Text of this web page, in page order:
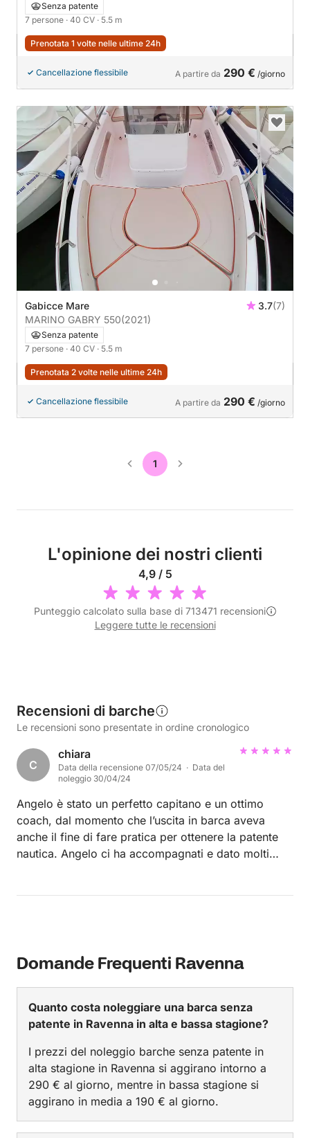
Senza patente
7 persone · 40 CV · 5.5 m
Prenotata 1 volte nelle ultime 24h
Cancellazione flessibile A partire da 290 € /giorno
Gabicce Mare 3.7(7)
MARINO GABRY 550(2021)
Senza patente
7 persone · 40 CV · 5.5 m
Prenotata 2 volte nelle ultime 24h
Cancellazione flessibile A partire da 290 € /giorno
1
L'opinione dei nostri clienti
4,9 / 5
Punteggio calcolato sulla base di 713471 recensioni
Leggere tutte le recensioni
Recensioni di barche
Le recensioni sono presentate in ordine cronologico
C
chiara
Data della recensione 07/05/24 · Data del
noleggio 30/04/24
Angelo è stato un perfetto capitano e un ottimo
coach, dal momento che l’uscita in barca aveva
anche il fine di fare pratica per ottenere la patente
nautica. Angelo ci ha accompagnati e dato molti
sicurezza e competenza dimostrata.
Domande Frequenti Ravenna
Quanto costa noleggiare una barca senza
patente in Ravenna in alta e bassa stagione?
I prezzi del noleggio barche senza patente in
alta stagione in Ravenna si aggirano intorno a
290 € al giorno, mentre in bassa stagione si
aggirano in media a 190 € al giorno.